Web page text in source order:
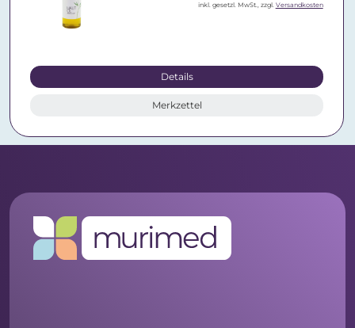
inkl. gesetzl. MwSt., zzgl. Versandkosten
Details
Merkzettel